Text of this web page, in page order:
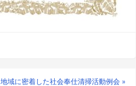
地域に密着した社会奉仕清掃活動例会 »